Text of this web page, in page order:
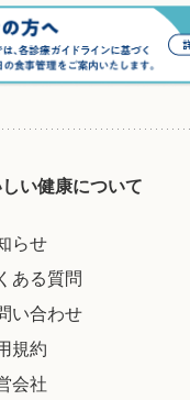
い健康について
らせ
ある質問
い合わせ
規約
会社